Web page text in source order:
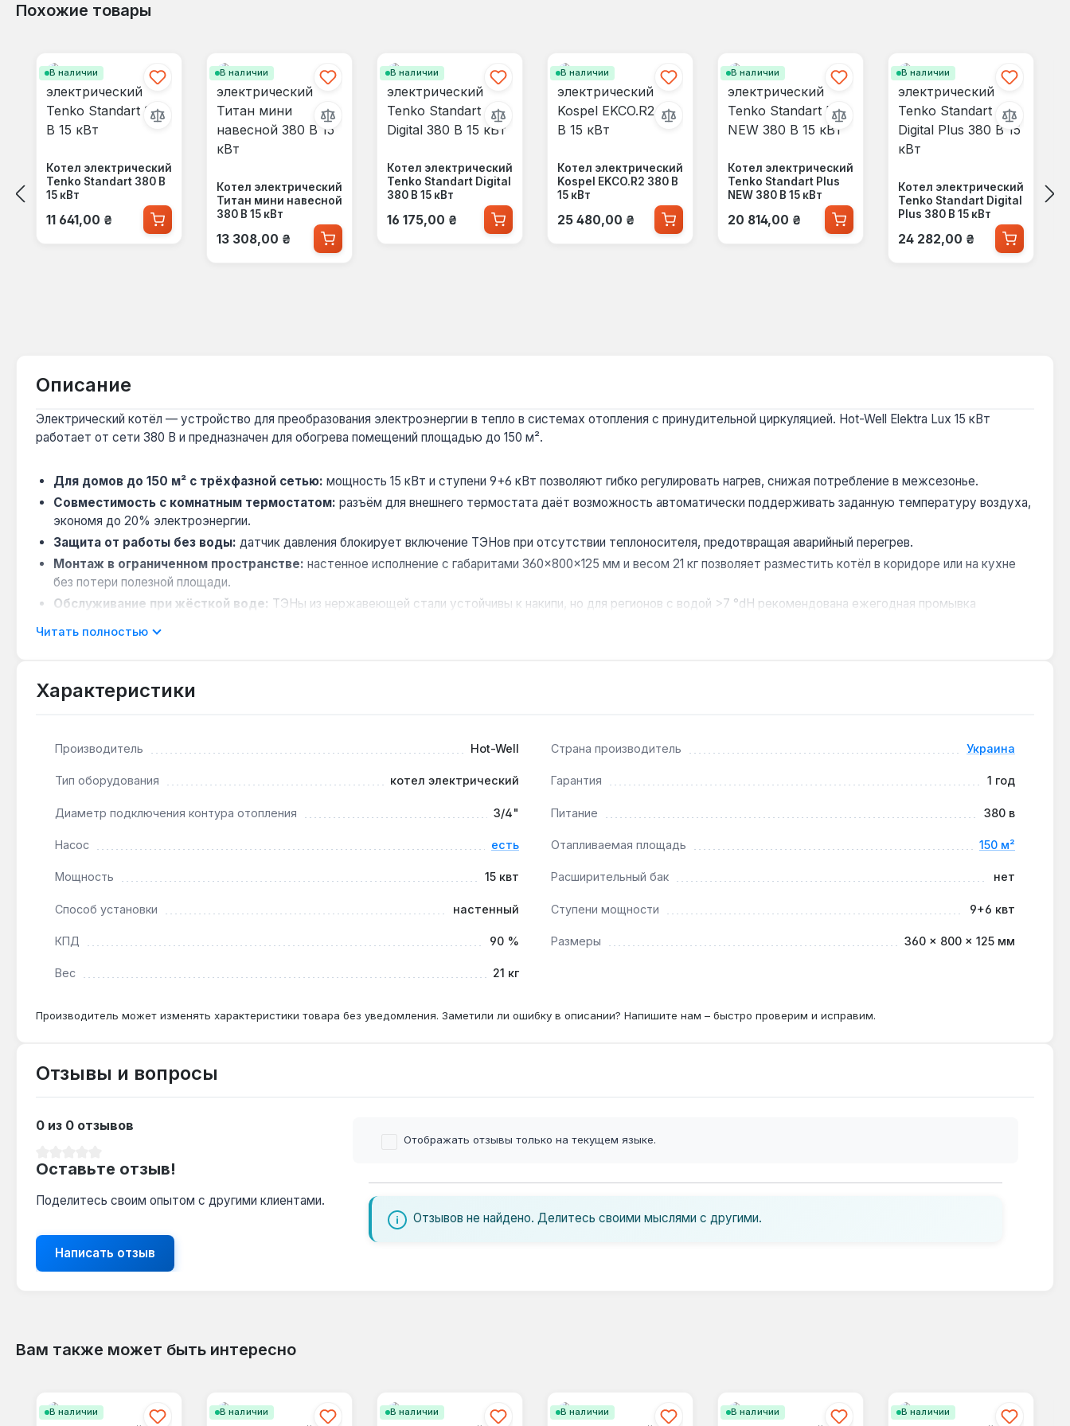
Похожие товары
В наличии
Котел электрический
Tenko Standart 380 В
15 кВт
Обычная цена:
11 641,00 ₴
В наличии
Котел электрический
Титан мини навесной
380 В 15 кВт
Обычная цена:
13 308,00 ₴
В наличии
Котел электрический
Tenko Standart Digital
380 В 15 кВт
Обычная цена:
16 175,00 ₴
В наличии
Котел электрический
Kospel EKCO.R2 380 В
15 кВт
Обычная цена:
25 480,00 ₴
В наличии
Котел электрический
Tenko Standart Plus
NEW 380 В 15 кВт
Обычная цена:
20 814,00 ₴
В наличии
Котел электрический
Tenko Standart Digital
Plus 380 В 15 кВт
Обычная цена:
24 282,00 ₴
Описание
Электрический котёл — устройство для преобразования электроэнергии в тепло в системах отопления с принудительной циркуляцией. Hot-Well Elektra Lux 15 кВт
работает от сети 380 В и предназначен для обогрева помещений площадью до 150 м².
Для домов до 150 м² с трёхфазной сетью: мощность 15 кВт и ступени 9+6 кВт позволяют гибко регулировать нагрев, снижая потребление в межсезонье.
Совместимость с комнатным термостатом: разъём для внешнего термостата даёт возможность автоматически поддерживать заданную температуру воздуха,
экономя до 20% электроэнергии.
Защита от работы без воды: датчик давления блокирует включение ТЭНов при отсутствии теплоносителя, предотвращая аварийный перегрев.
Монтаж в ограниченном пространстве: настенное исполнение с габаритами 360×800×125 мм и весом 21 кг позволяет разместить котёл в коридоре или на кухне
без потери полезной площади.
Обслуживание при жёсткой воде: ТЭНы из нержавеющей стали устойчивы к накипи, но для регионов с водой >7 °dH рекомендована ежегодная промывка
Украина. Гарантия 1 год, доставка по Украине.
Да — встроенный циркуляционный насос и ступенчатая регулировка 9+6 кВт позволяют настроить низкотемпературный режим 35-45 °C через смесительный узел.
Как часто нужно обслуживать ТЭНы?
Читать полностью
Характеристики
Производитель Hot-Well Страна производитель Украина
Тип оборудования котел электрический Гарантия 1 год
Диаметр подключения контура отопления 3/4" Питание 380 в
Насос есть Отапливаемая площадь 150 м²
Мощность 15 квт Расширительный бак нет
Способ установки настенный Ступени мощности 9+6 квт
КПД 90 % Размеры 360 × 800 × 125 мм
Вес 21 кг
Производитель может изменять характеристики товара без уведомления. Заметили ли ошибку в описании? Напишите нам – быстро проверим и исправим.
Отзывы и вопросы
0 из 0 отзывов
Оставьте отзыв!
Поделитесь своим опытом с другими клиентами.
Написать отзыв
Отображать отзывы только на текущем языке.
Отзывов не найдено. Делитесь своими мыслями с другими.
Вам также может быть интересно
В наличии В наличии В наличии В наличии В наличии В наличии